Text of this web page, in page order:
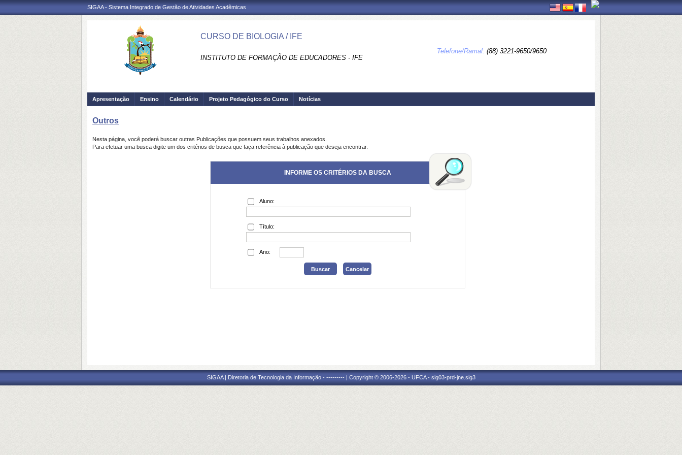
SIGAA - Sistema Integrado de Gestão de Atividades Acadêmicas
CURSO DE BIOLOGIA / IFE
INSTITUTO DE FORMAÇÃO DE EDUCADORES - IFE
Telefone/Ramal: (88) 3221-9650/9650
Apresentação Ensino Calendário Projeto Pedagógico do Curso Notícias
Outros
Nesta página, você poderá buscar outras Publicações que possuem seus trabalhos anexados.
Para efetuar uma busca digite um dos critérios de busca que faça referência à publicação que deseja encontrar.
INFORME OS CRITÉRIOS DA BUSCA
Aluno:
Título:
Ano:
SIGAA | Diretoria de Tecnologia da Informação - --------- | Copyright © 2006-2026 - UFCA - sig03-prd-jne.sig3